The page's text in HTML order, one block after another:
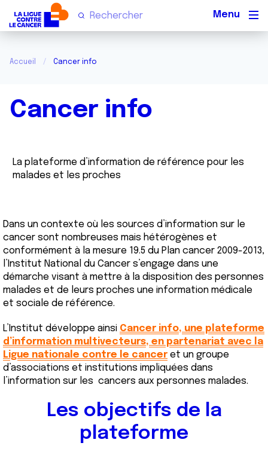
Accueil Cancer info
Cancer info
La plateforme d’information de référence pour les
malades et les proches
Dans un contexte où les sources d’information sur le
cancer sont nombreuses mais hétérogènes et
conformément à la mesure 19.5 du Plan cancer 2009-2013,
l’Institut National du Cancer s’engage dans une
démarche visant à mettre à la disposition des personnes
malades et de leurs proches une information médicale
et sociale de référence.
L’Institut développe ainsi Cancer info, une plateforme
d’information multivecteurs, en partenariat avec la
Ligue nationale contre le cancer et un groupe
d’associations et institutions impliquées dans
l’information sur les cancers aux personnes malades.
Les objectifs de la
plateforme